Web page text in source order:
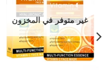
غير متوفر في المخزون